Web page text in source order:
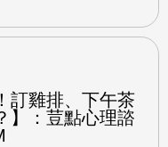
訂雞排、下午茶
】：荳點心理諮